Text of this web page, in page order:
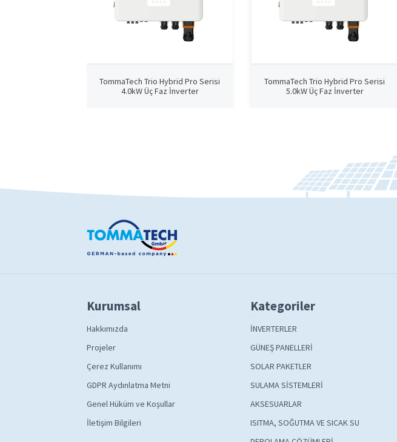
TommaTech Trio Hybrid Pro Serisi
4.0kW Üç Faz İnverter
TommaTech Trio Hybrid Pro Serisi
5.0kW Üç Faz İnverter
Kurumsal
Hakkımızda
Projeler
Çerez Kullanımı
GDPR Aydınlatma Metni
Genel Hüküm ve Koşullar
İletişim Bilgileri
Kategoriler
İNVERTERLER
GÜNEŞ PANELLERİ
SOLAR PAKETLER
SULAMA SİSTEMLERİ
AKSESUARLAR
ISITMA, SOĞUTMA VE SICAK SU